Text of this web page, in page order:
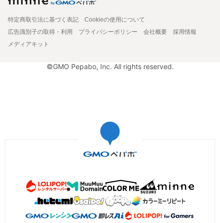
特定商取引法に基づく表記
Cookieの使用について
広告識別子の取得・利用
プライバシーポリシー 会社概要
採用情報
メディアキット
©GMO Pepabo, Inc. All rights reserved.